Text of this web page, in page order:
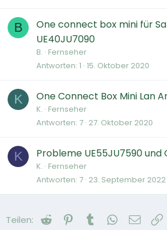
B
One connect box mini für
UE40JU7090
B. Fernseher
Antworten 1 15. Oktober 2020
K One Connect Box Mini Lan
K. Fernseher
Antworten 7 27. Oktober 2020
K Probleme UE55JU7590
K. Fernseher
Antworten 7 23. September 2022
Teilen: Reddit Pinterest
Tumblr WhatsApp
E-Mail